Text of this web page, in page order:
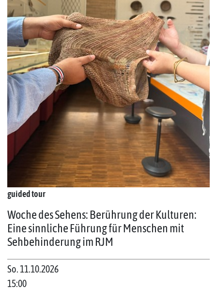
guided tour
Woche des Sehens: Berührung der Kulturen:
Eine sinnliche Führung für Menschen mit
Sehbehinderung im RJM
So. 11.10.2026
15:00